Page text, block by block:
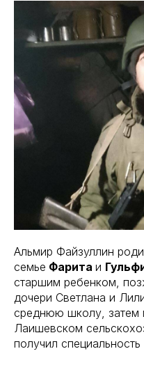
Альмир Файзуллин
семье Фарита и
старшим ребенком,
дочери Светлана и
среднюю школу, затем
Лаишевском
получил